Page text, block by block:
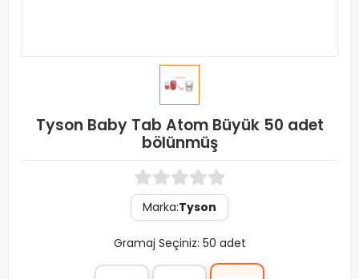
Tyson Baby Tab Atom Büyük 50 adet
bölünmüş
Marka:Tyson
Gramaj Seçiniz: 50 adet